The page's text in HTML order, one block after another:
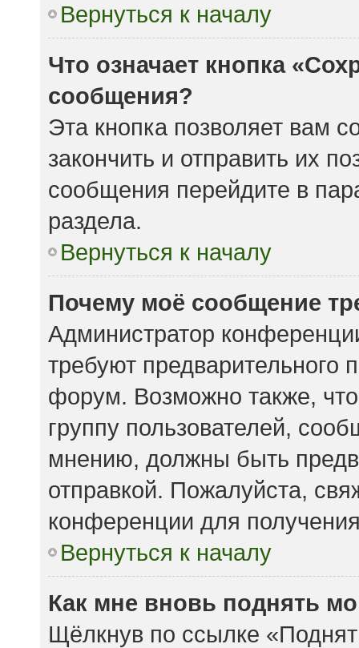
Вернуться к началу
Что означает кнопка
сообщения?
Эта кнопка позволяет вам
закончить и отправить их
сообщения перейдите в
раздела.
Вернуться к началу
Почему моё сообщение
Администратор
требуют предварительного
форум. Возможно также,
группу пользователей,
мнению, должны быть
отправкой. Пожалуйста,
конференции для
Вернуться к началу
Как мне вновь поднять
Щёлкнув по ссылке